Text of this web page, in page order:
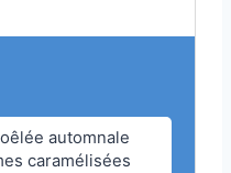
automnale
caramélisées